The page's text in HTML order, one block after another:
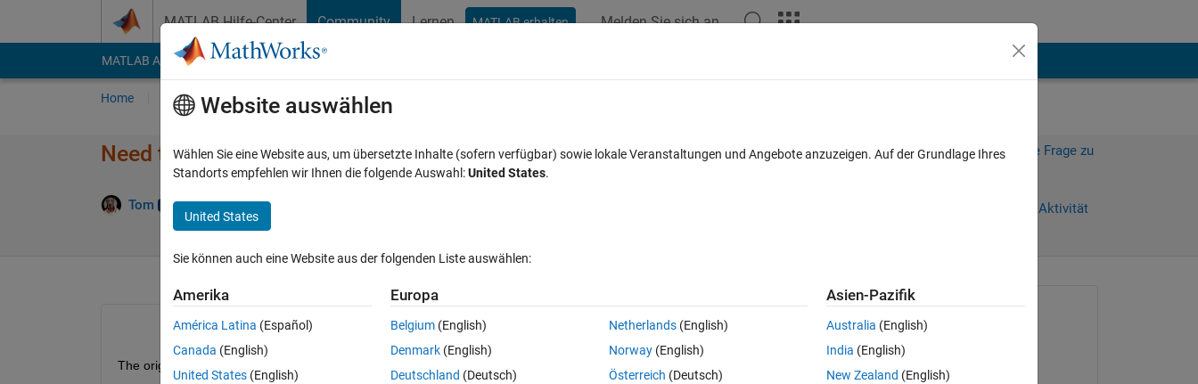
MATLAB Hilfe-Center Community Lernen MATLAB erhalten Melden Sie sich an
MATLAB Answers File Exchange Cody
Home Fragen Antworten Durchsuchen
Need to derive the CDF for a function using Matlab
Tom 24 Jan. 2012
Melden Sie sich an, um diese Frage zu
Anmelden, um Aktivität
0 Stimmen
The original question has been removed by the user.
Tom
am 24 Jan. 2012
Website auswählen
Wählen Sie eine Website aus, um übersetzte Inhalte (sofern verfügbar) sowie lokale Veranstaltungen und Angebote anzuzeigen. Auf der Grundlage Ihres
Standorts empfehlen wir Ihnen die folgende Auswahl:United States.
United States
Sie können auch eine Website aus der folgenden Liste auswählen:
Amerika
América Latina (Español)
Canada (English)
United States (English)
Europa
Belgium (English)
Denmark (English)
Deutschland (Deutsch)
Netherlands(English)
Norway(English)
Österreich (Deutsch)
Asien-Pazifik
Australia (English)
India (English)
New Zealand (English)